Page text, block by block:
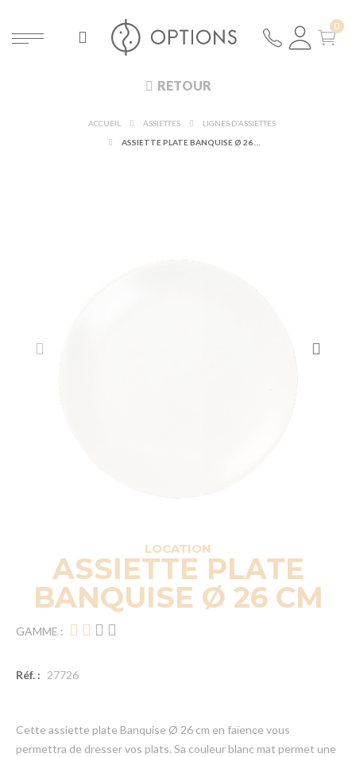
RETOUR
ACCUEIL ASSIETTES
LIGNES D'ASSIETTES
LOCATION
ASSIETTE PLATE
BANQUISE Ø 26 CM
GAMME :
Réf. : 27726
Cette assiette plate Banquise Ø 26 cm en faïence vous
permettra de dresser vos plats. Sa couleur blanc mat permet une